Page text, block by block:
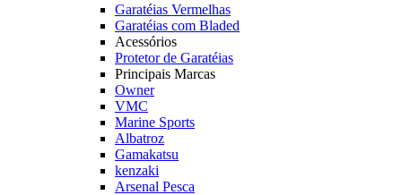
Garatéias Vermelhas
Garatéias com Bladed
Acessórios
Protetor de Garatéias
Principais Marcas
Owner
VMC
Marine Sports
Albatroz
Gamakatsu
kenzaki
Arsenal Pesca